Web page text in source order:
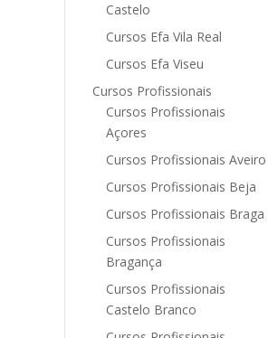
Castelo
Cursos Efa Vila Real
Cursos Efa Viseu
Cursos Profissionais
Cursos Profissionais
Açores
Cursos Profissionais Aveiro
Cursos Profissionais Beja
Cursos Profissionais Braga
Cursos Profissionais
Bragança
Cursos Profissionais
Castelo Branco